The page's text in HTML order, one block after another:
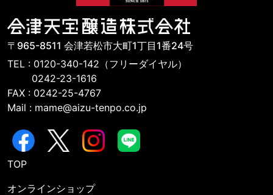
〒965-8511 会津若松市大町1丁目1番24号
TEL : 0120-340-142（フリーダイヤル）
0242-23-1616
FAX : 0242-25-4767
Mail : mame@aizu-tenpo.co.jp
TOP
オンラインショップ